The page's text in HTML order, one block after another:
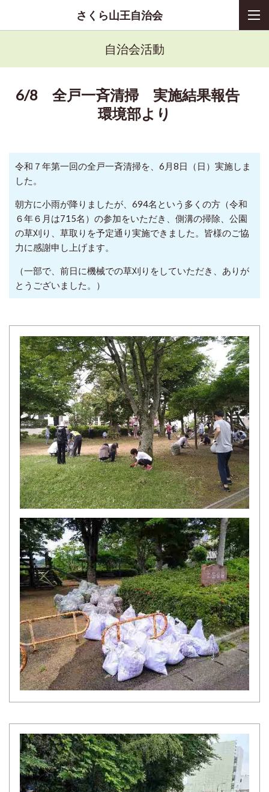
さくら山王自治会
自治会活動
6/8 全戸一斉清掃 実施結果報告
環境部より
令和７年第一回の全戸一斉清掃を、 6 月8日（日）実施しま
した。
朝方に小雨が降りましたが、 694名という多くの方（令和
６年６月は715名）の参加をいただき、側溝の掃除、公園
の草刈り、草取りを予定通り実施できました。皆様のご協
力に感謝申し上げます。
（一部で、前日に機械での草刈りをしていただき、ありが
とうございました。）